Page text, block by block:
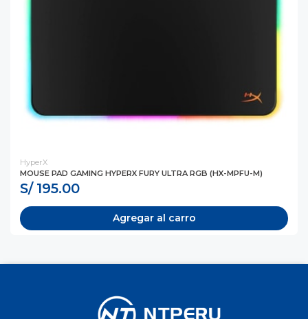
HyperX
MOUSE PAD GAMING HYPERX FURY ULTRA RGB (HX-MPFU-M)
S/ 195.00
Agregar al carro